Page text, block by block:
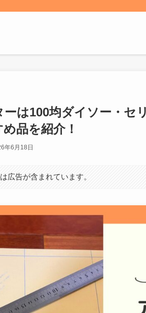
は100均ダイソー・セ
品を紹介！
年6月18日
広告が含まれています。